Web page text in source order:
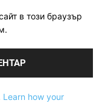
в този браузър
Learn how your